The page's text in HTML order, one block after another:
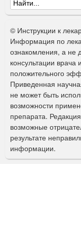
Ф
о
р
м
а
п
о
и
с
к
© Инструкции к
Информация по
ознакомления, а не
консультации врача
положительного
Приведенная
не может быть
возможности
препарата.
возможные
результате
информации.